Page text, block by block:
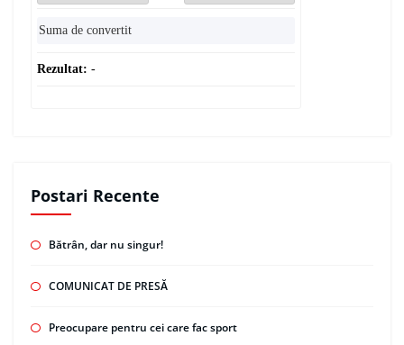
Rezultat: -
Postari Recente
Bătrân, dar nu singur!
COMUNICAT DE PRESĂ
Preocupare pentru cei care fac sport